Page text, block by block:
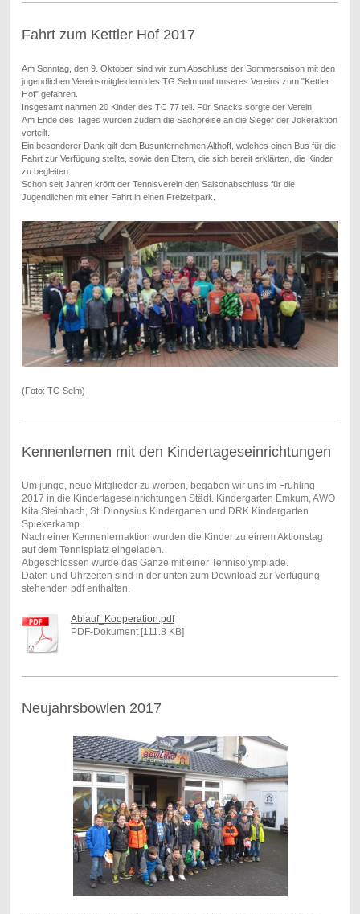
Fahrt zum Kettler Hof 2017
Am Sonntag, den 9. Oktober, sind wir zum Abschluss der Sommersaison mit den
jugendlichen Vereinsmitgleidern des TG Selm und unseres Vereins zum "Kettler
Hof" gefahren.
Insgesamt nahmen 20 Kinder des TC 77 teil. Für Snacks sorgte der Verein.
Am Ende des Tages wurden zudem die Sachpreise an die Sieger der Jokeraktion
verteilt.
Ein besonderer Dank gilt dem Busunternehmen Althoff, welches einen Bus für die
Fahrt zur Verfügung stellte, sowie den Eltern, die sich bereit erklärten, die Kinder
zu begleiten.
Schon seit Jahren krönt der Tennisverein den Saisonabschluss für die
Jugendlichen mit einer Fahrt in einen Freizeitpark.
(Foto: TG Selm)
Kennenlernen mit den Kindertageseinrichtungen
Um junge, neue Mitglieder zu werben, begaben wir uns im Frühling
2017 in die Kindertageseinrichtungen Städt. Kindergarten Emkum, AWO
Kita Steinbach, St. Dionysius Kindergarten und DRK Kindergarten
Spiekerkamp.
Nach einer Kennenlernaktion wurden die Kinder zu einem Aktionstag
auf dem Tennisplatz eingeladen.
Abgeschlossen wurde das Ganze mit einer Tennisolympiade.
Daten und Uhrzeiten sind in der unten zum Download zur Verfügung
stehenden pdf enthalten.
Ablauf_Kooperation.pdf
PDF-Dokument [111.8 KB]
Neujahrsbowlen 2017